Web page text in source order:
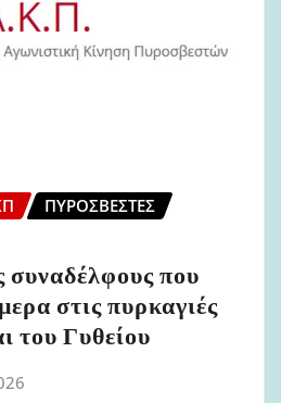
ΠΥΡΟΣΒΈΣΤΕΣ
που
στις πυρκαγιές
του Γυθείου